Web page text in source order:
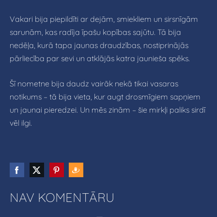
Vakari bija piepildīti ar dejām, smiekliem un sirsnīgām
sarunām, kas radīja īpašu kopības sajūtu. Tā bija
nedēļa, kurā tapa jaunas draudzības, nostiprinājās
pārliecība par sevi un atklājās katra jaunieša spēks.
Šī nometne bija daudz vairāk nekā tikai vasaras
notikums – tā bija vieta, kur augt drosmīgiem sapņiem
un jaunai pieredzei. Un mēs zinām – šie mirkļi paliks sirdī
vēl ilgi.
NAV KOMENTĀRU